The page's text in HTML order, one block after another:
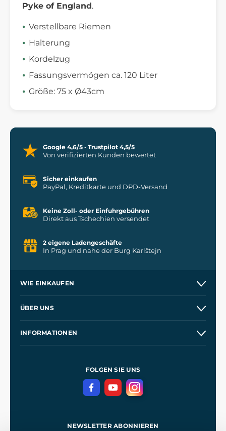
Pyke of England.
Verstellbare Riemen
Halterung
Kordelzug
Fassungsvermögen ca. 120 Liter
Größe: 75 x Ø43cm
Google 4,6/5 · Trustpilot 4,5/5
Von verifizierten Kunden bewertet
Sicher einkaufen
PayPal, Kreditkarte und DPD-Versand
Keine Zoll- oder Einfuhrgebühren
Direkt aus Tschechien versendet
2 eigene Ladengeschäfte
In Prag und nahe der Burg Karlštejn
WIE EINKAUFEN
Kontakt
ÜBER UNS
INFORMATIONEN
DatenschutzerklärungFOLGEN SIE UNS
NEWSLETTER ABONNIEREN